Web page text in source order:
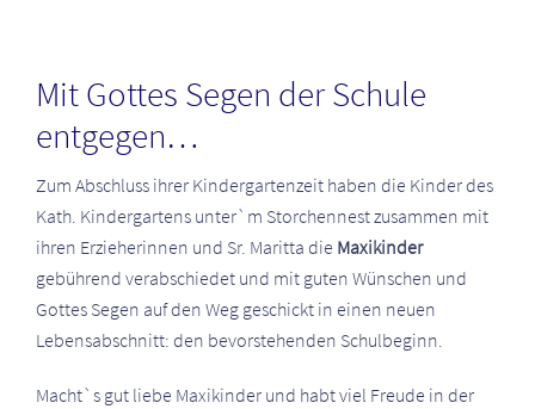
Mit Gottes Segen der Schule
entgegen…
Zum Abschluss ihrer Kindergartenzeit haben die Kinder des
Kath. Kindergartens unter`m Storchennest zusammen mit
ihren Erzieherinnen und Sr. Maritta die Maxikinder
gebührend verabschiedet und mit guten Wünschen und
Gottes Segen auf den Weg geschickt in einen neuen
Lebensabschnitt: den bevorstehenden Schulbeginn.
Macht`s gut liebe Maxikinder und habt viel Freude in der